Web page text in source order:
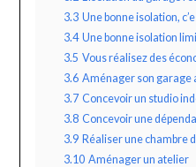
3.3 Une bonne isolation,
3.4 Une bonne isolation
3.5 Vous réalisez des
3.6 Aménager son garage
3.7 Concevoir un studio
3.8 Concevoir une
3.9 Réaliser une chambre
3.10 Aménager un atelier